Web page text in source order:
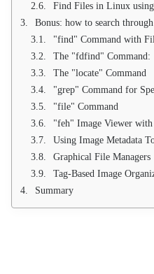
Find Files in Linux
Bonus: how to search
"find" Command with
The "fdfind" Command:
The "locate" Command
"grep" Command for
"file" Command
"feh" Image Viewer
Using Image Metadata
Graphical File Managers
Tag-Based Image
Summary